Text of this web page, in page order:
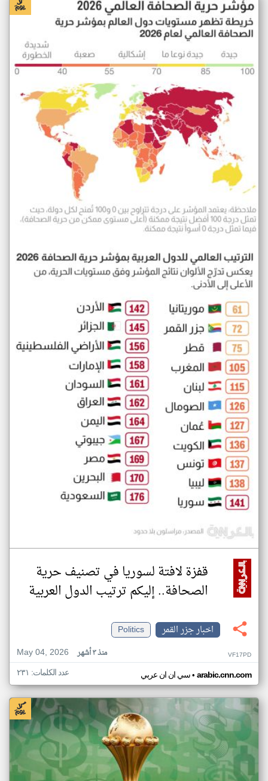
قفزة لافتة لسوريا في تصنيف حرية
الصحافة.. إليكم ترتيب الدول العربية
اخبار جزر القمر
Politics
May 04, 2026
منذ ٣ أشهر VF17PD
سي ان ان عربي• arabic.cnn.com عدد الكلمات: ٢٣١